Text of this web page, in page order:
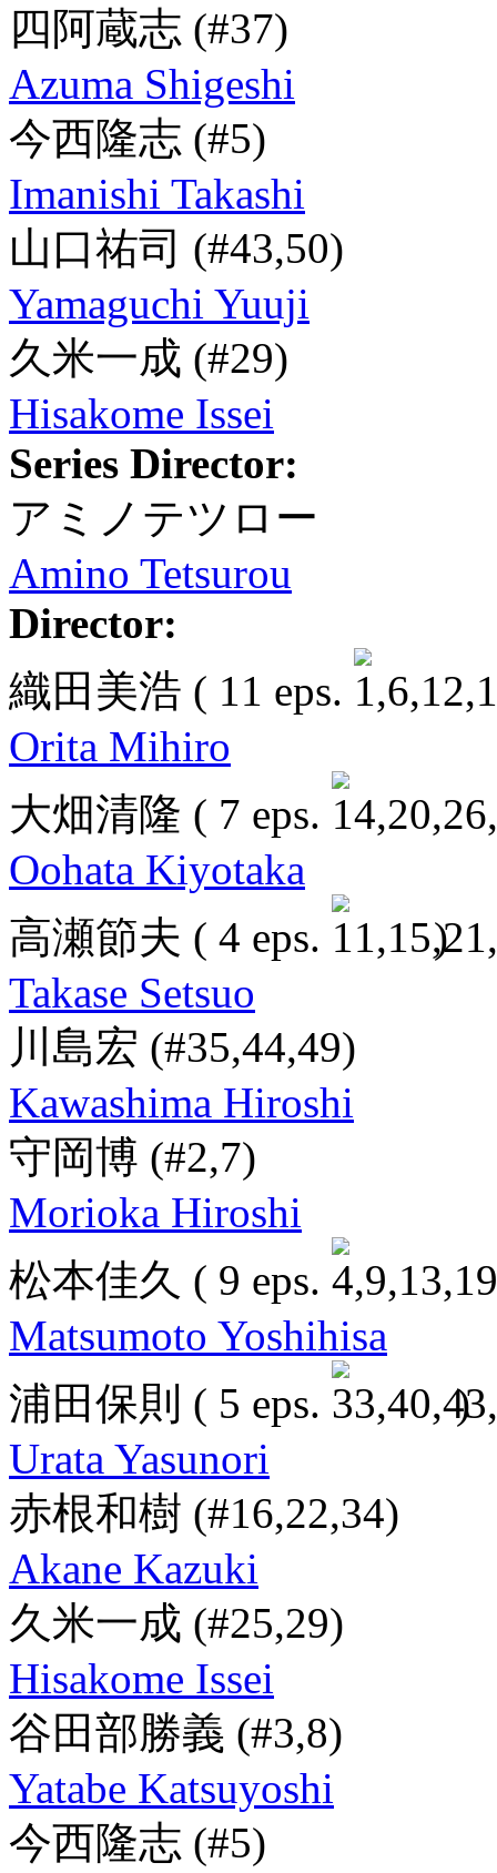
四阿蔵志 (#37)
Azuma Shigeshi
今西隆志 (#5)
Imanishi Takashi
山口祐司 (#43,50)
Yamaguchi Yuuji
久米一成 (#29)
Hisakome Issei
Series Director:
アミノテツロー
Amino Tetsurou
Director:
織田美浩 ( 11 eps.
Orita Mihiro
大畑清隆 ( 7 eps.
Oohata Kiyotaka
高瀬節夫 ( 4 eps.
)
Takase Setsuo
川島宏 (#35,44,49)
Kawashima Hiroshi
守岡博 (#2,7)
Morioka Hiroshi
松本佳久 ( 9 eps.
Matsumoto Yoshihisa
浦田保則 ( 5 eps.
)
Urata Yasunori
赤根和樹 (#16,22,34)
Akane Kazuki
久米一成 (#25,29)
Hisakome Issei
谷田部勝義 (#3,8)
Yatabe Katsuyoshi
今西隆志 (#5)